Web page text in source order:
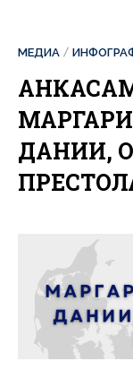
МЕДИА
ДАНИИ,